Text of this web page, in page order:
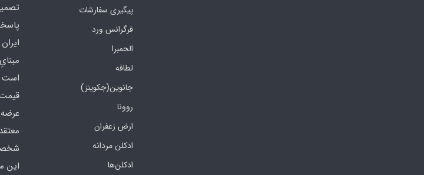
پیگیری سفارشات
فرگرانس ورد
الحمبرا
لطافه
جانوین(جکوینز)
روونا
ارض زعفران
ادکلن مردانه
ادکلن‌ها
است
این